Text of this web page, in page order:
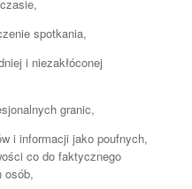
spotkania,
i niezakłóconej
granic,
i informacji jako poufnych,
co do faktycznego
osób,